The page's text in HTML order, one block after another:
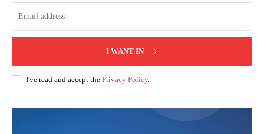
I WANT IN
I've read and accept the Privacy Policy.